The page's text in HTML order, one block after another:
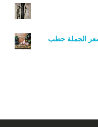
الجملة حطب